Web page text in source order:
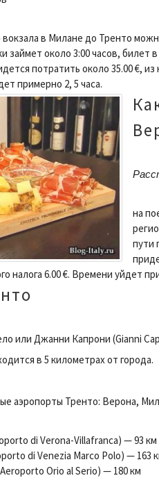
вокзала в Милане до Тренто
займет около 3:00 часов, билет
потратить около 35.00 €,
примерно 2, 5 часа.
на
пути
налога 6.00 €. Времени уйдет
или Джанни Капрони (Gianni
в 5 километрах от города.
аэропорты Тренто: Верона,
di Verona-Villafranca) — 93 км
di Venezia Marco Polo) — 163
Orio al Serio) — 180 км